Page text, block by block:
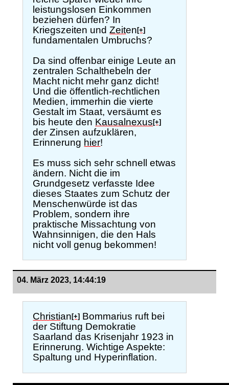
leistungslosen Einkommen
beziehen dürfen? In
Kriegszeiten undZeiten[+]
fundamentalen Umbruchs?
Da sind offenbar einige Leute an
zentralen Schalthebeln der
Macht nicht mehr ganz dicht!
Und die öffentlich-rechtlichen
Medien, immerhin die vierte
Gestalt im Staat, versäumt es
bis heute den Kausalnexus[+]
der Zinsen aufzuklären,
Erinnerung hier!
Es muss sich sehr schnell etwas
ändern. Nicht die im
Grundgesetz verfasste Idee
dieses Staates zum Schutz der
Menschenwürde ist das
Problem, sondern ihre
praktische Missachtung von
Wahnsinnigen, die den Hals
nicht voll genug bekommen!
04. März 2023, 14:44:19
Christian[+] Bommarius ruft bei
der Stiftung Demokratie
Saarland das Krisenjahr 1923 in
Erinnerung. Wichtige Aspekte:
Spaltung und Hyperinflation.